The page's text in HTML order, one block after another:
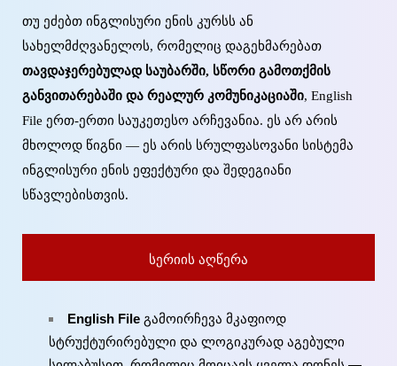
თუ ეძებთ ინგლისური ენის კურსს ან
სახელმძღვანელოს, რომელიც დაგეხმარებათ
თავდაჯერებულად საუბარში, სწორი გამოთქმის
განვითარებაში და რეალურ კომუნიკაციაში, English
File ერთ-ერთი საუკეთესო არჩევანია. ეს არ არის
მხოლოდ წიგნი — ეს არის სრულფასოვანი სისტემა
ინგლისური ენის ეფექტური და შედეგიანი
სწავლებისთვის.
სერიის აღწერა
English File გამოირჩევა მკაფიოდ
სტრუქტურირებული და ლოგიკურად აგებული